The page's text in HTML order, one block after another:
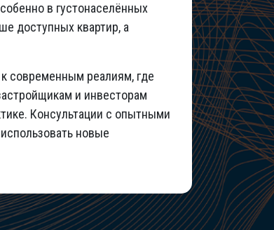
в густонаселённых
доступных квартир, а
к современным реалиям, где
и инвесторам
Консультации с опытными
новые